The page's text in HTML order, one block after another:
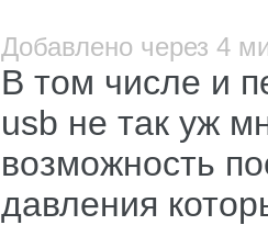
Добавлено через 4
В том числе и
usb не так уж
возможность
давления